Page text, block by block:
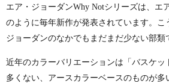
エア・ジョーダンWhy Notシリーズは、エ
のように毎年新作が発表されています。こ
ジョーダンのなかでもまだまだ少ない部類
近年のカラーバリエーションは「バスケッ
多くない、アースカラーベースのものが多